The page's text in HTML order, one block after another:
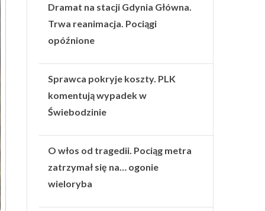
Dramat na stacji Gdynia Główna.
Trwa reanimacja. Pociągi
opóźnione
Sprawca pokryje koszty. PLK
komentują wypadek w
Świebodzinie
O włos od tragedii. Pociąg metra
zatrzymał się na… ogonie
wieloryba